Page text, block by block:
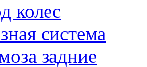
колес
система
задние